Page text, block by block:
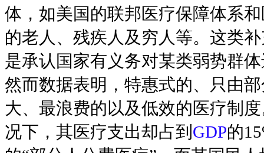
体，如美国的联邦医疗保障体系
的老人、残疾人及穷人等。这类
是承认国家有义务对某类弱势群
然而数据表明，特惠式的、只由
大、最浪费的以及低效的医疗制
况下，其医疗支出却占到 GDP的